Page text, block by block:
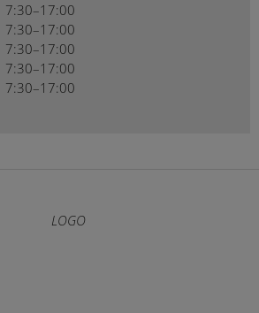
7:30–17:00
7:30–17:00
7:30–17:00
7:30–17:00
7:30–17:00